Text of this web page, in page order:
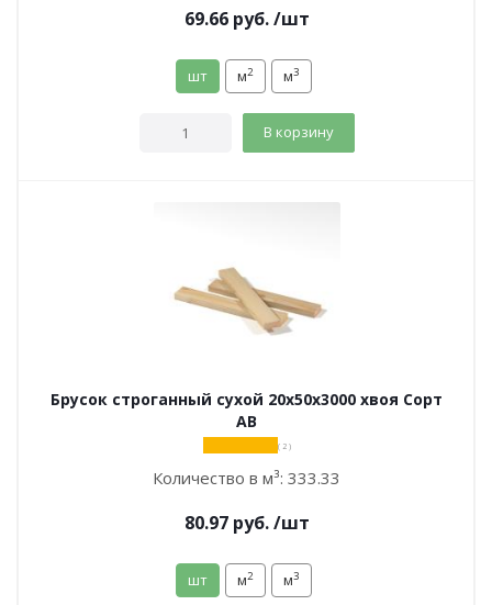
69.66руб. /шт
шт м2 м3
В корзину
Брусок строганный сухой 20х50х3000 хвоя Сорт
АВ
( 2 )
Количество в м³: 333.33
80.97руб. /шт
шт м2 м3